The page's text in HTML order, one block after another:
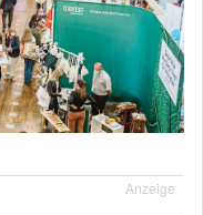
Anzeige